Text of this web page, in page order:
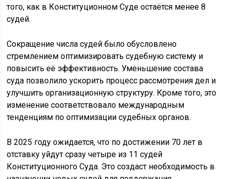
того, как в Конституционном Суде остаётся менее 8
судей.
Сокращение числа судей было обусловлено
стремлением оптимизировать судебную систему и
повысить её эффективность. Уменьшение состава
суда позволило ускорить процесс рассмотрения дел и
улучшить организационную структуру. Кроме того, это
изменение соответствовало международным
тенденциям по оптимизации судебных органов.
В 2025 году ожидается, что по достижении 70 лет в
отставку уйдут сразу четыре из 11 судей
Конституционного Суда. Это создаст необходимость в